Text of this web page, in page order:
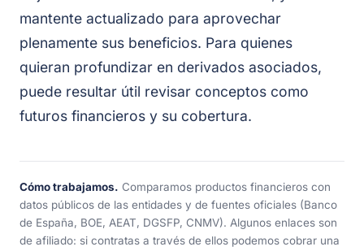
mantente actualizado para aprovechar
plenamente sus beneficios. Para quienes
quieran profundizar en derivados asociados,
puede resultar útil revisar conceptos como
futuros financieros y su cobertura.
Cómo trabajamos. Comparamos productos financieros con
datos públicos de las entidades y de fuentes oficiales (Banco
de España, BOE, AEAT, DGSFP, CNMV). Algunos enlaces son
de afiliado: si contratas a través de ellos podemos cobrar una